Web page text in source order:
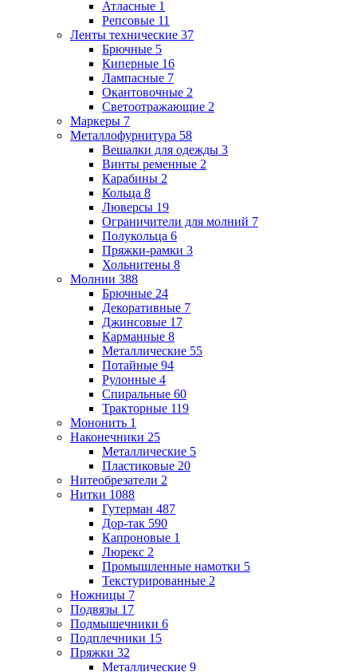
Атласные 1
Репсовые 11
Ленты технические 37
Брючные 5
Киперные 16
Лампасные 7
Окантовочные 2
Светоотражающие 2
Маркеры 7
Металлофурнитура 58
Вешалки для одежды 3
Винты ременные 2
Карабины 2
Кольца 8
Люверсы 19
Ограничители для молний 7
Полукольца 6
Пряжки-рамки 3
Хольнитены 8
Молнии 388
Брючные 24
Декоративные 7
Джинсовые 17
Карманные 8
Металлические 55
Потайные 94
Рулонные 4
Спиральные 60
Тракторные 119
Мононить 1
Наконечники 25
Металлические 5
Пластиковые 20
Нитеобрезатели 2
Нитки 1088
Гутерман 487
Дор-так 590
Капроновые 1
Люрекс 2
Промышленные намотки 5
Текстурированные 2
Ножницы 7
Подвязы 17
Подмышечники 6
Подплечники 15
Пряжки 32
Металлические 9